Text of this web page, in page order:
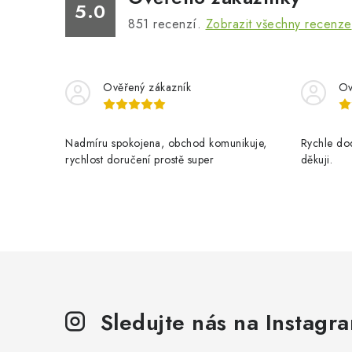
5.0 851 recenzí. Zobrazit všechny recenze
Ověřený zákazník
Nadmíru spokojena, obchod komunikuje,
rychlost doručení prostě super
Rychle
děkuji.
Sledujte nás na